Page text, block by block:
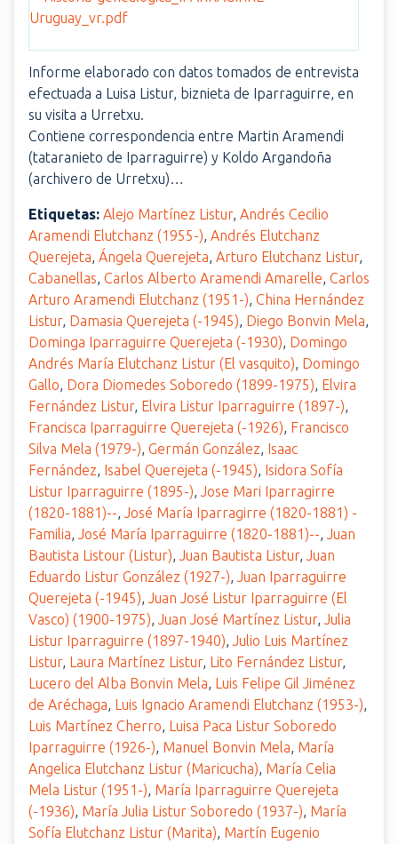
Informe elaborado con datos tomados de entrevista
efectuada a Luisa Listur, biznieta de Iparraguirre, en
su visita a Urretxu.
Contiene correspondencia entre Martin Aramendi
(tataranieto de Iparraguirre) y Koldo Argandoña
(archivero de Urretxu)…
Etiquetas: Alejo Martínez Listur, Andrés Cecilio
Aramendi Elutchanz (1955-), Andrés Elutchanz
Querejeta, Ángela Querejeta, Arturo Elutchanz Listur,
Cabanellas, Carlos Alberto Aramendi Amarelle, Carlos
Arturo Aramendi Elutchanz (1951-), China Hernández
Listur, Damasia Querejeta (-1945), Diego Bonvin Mela,
Dominga Iparraguirre Querejeta (-1930), Domingo
Andrés María Elutchanz Listur (El vasquito), Domingo
Gallo, Dora Diomedes Soboredo (1899-1975), Elvira
Fernández Listur, Elvira Listur Iparraguirre (1897-),
Francisca Iparraguirre Querejeta (-1926), Francisco
Silva Mela (1979-), Germán González, Isaac
Fernández, Isabel Querejeta (-1945), Isidora Sofía
Listur Iparraguirre (1895-), Jose Mari Iparragirre
(1820-1881)--, José María Iparragirre (1820-1881) -
Familia, José María Iparraguirre (1820-1881)--, Juan
Bautista Listour (Listur), Juan Bautista Listur, Juan
Eduardo Listur González (1927-), Juan Iparraguirre
Querejeta (-1945), Juan José Listur Iparraguirre (El
Vasco) (1900-1975), Juan José Martínez Listur, Julia
Listur Iparraguirre (1897-1940), Julio Luis Martínez
Listur, Laura Martínez Listur, Lito Fernández Listur,
Lucero del Alba Bonvin Mela, Luis Felipe Gil Jiménez
de Aréchaga, Luis Ignacio Aramendi Elutchanz (1953-),
Luis Martínez Cherro, Luisa Paca Listur Soboredo
Iparraguirre (1926-), Manuel Bonvin Mela, María
Angelica Elutchanz Listur (Maricucha), María Celia
Mela Listur (1951-), María Iparraguirre Querejeta
(-1936), María Julia Listur Soboredo (1937-), María
Sofía Elutchanz Listur (Marita), Martín Eugenio